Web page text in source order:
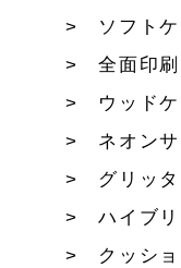
ソフト
全面印
ウッド
ネオン
グリッ
ハイブ
クッシ